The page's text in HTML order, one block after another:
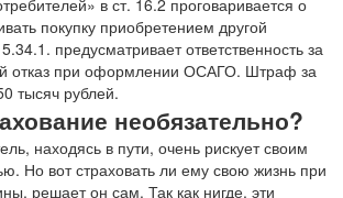
покупку приобретением другой
предусматривает ответственность за
отказ при оформлении ОСАГО. Штраф за
тысяч рублей.
необязательно?
находясь в пути, очень рискует своим
Но вот страховать ли ему свою жизнь при
решает он сам. Так как нигде, эти